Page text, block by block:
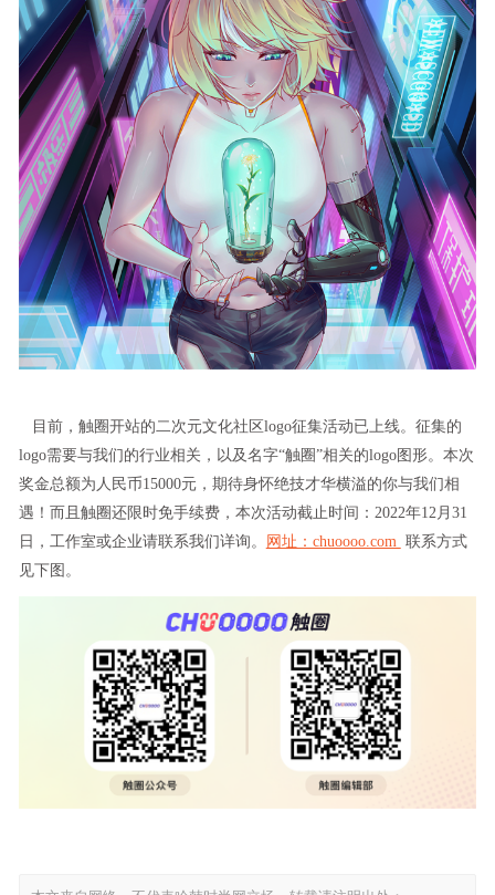
目前，触圈开站的二次元文化社区logo征集活动已上线。征集的
logo需要与我们的行业相关，以及名字“触圈”相关的logo图形。本次
奖金总额为人民币15000元，期待身怀绝技才华横溢的你与我们相
遇！而且触圈还限时免手续费，本次活动截止时间：2022年12月31
日，工作室或企业请联系我们详询。 网址：chuoooo.com 联系方式
见下图。